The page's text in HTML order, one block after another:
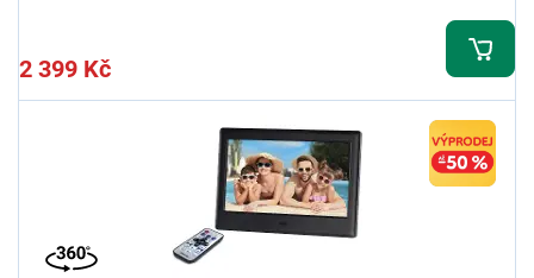
2 399 Kč